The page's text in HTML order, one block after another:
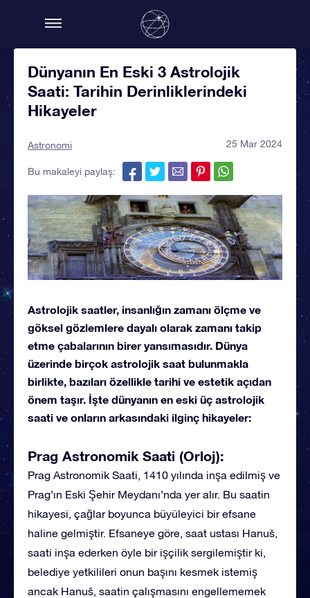
Dünyanın En Eski 3 Astrolojik
Saati: Tarihin Derinliklerindeki
Hikayeler
Astronomi 25 Mar 2024
Bu makaleyi paylaş:
Astrolojik saatler, insanlığın zamanı ölçme ve
göksel gözlemlere dayalı olarak zamanı takip
etme çabalarının birer yansımasıdır. Dünya
üzerinde birçok astrolojik saat bulunmakla
birlikte, bazıları özellikle tarihi ve estetik açıdan
önem taşır. İşte dünyanın en eski üç astrolojik
saati ve onların arkasındaki ilginç hikayeler:
Prag Astronomik Saati (Orloj):
Prag Astronomik Saati, 1410 yılında inşa edilmiş ve
Prag’ın Eski Şehir Meydanı’nda yer alır. Bu saatin
hikayesi, çağlar boyunca büyüleyici bir efsane
haline gelmiştir. Efsaneye göre, saat ustası Hanuš,
saati inşa ederken öyle bir işçilik sergilemiştir ki,
belediye yetkilileri onun başını kesmek istemiş
ancak Hanuš, saatin çalışmasını engellememek